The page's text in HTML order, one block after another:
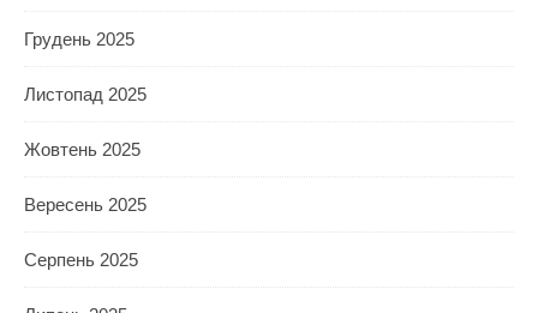
Грудень 2025
Листопад 2025
Жовтень 2025
Вересень 2025
Серпень 2025